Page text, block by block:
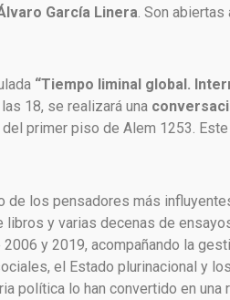
García Linera. Son
“Tiempo liminal global.
18, se realizará una
primer piso de Alem 1253.
de los pensadores más
libros y varias decenas de
y 2019, acompañando la
el Estado plurinacional y
política lo han convertido en